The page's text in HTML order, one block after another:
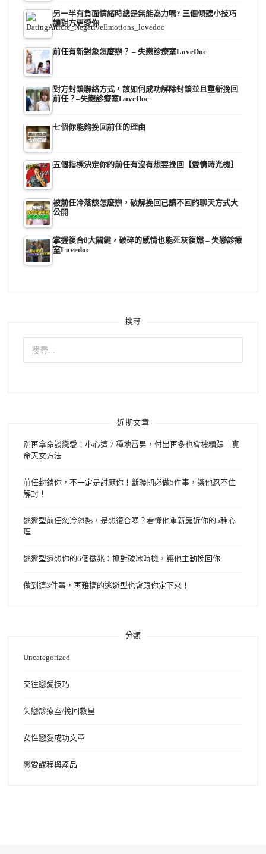
另一半有負面情緒時總是無能為力嗎? 三個傾聽小技巧
讓對方更愛你
前任有新對象怎麼辦？ – 失戀診療室LoveDoc
對方封鎖聯絡方式，該如何成功解除封鎖並且重新挽回
前任？–失戀診療室LoveDoc
七個你能夠挽回前任的理由
五個指標決定你的前任有沒有想要挽回【愛情時光機】
被前任冷落該怎麼辦，破解挽回已讀不回的聊天方式大
公開
掌握復合8大關鍵，破碎的感情也能死灰復燃 – 失戀診療
室Lovedoc
搜尋
搜
鍵
近期文章
別再拿命談戀愛！小心這 7 種地雷男，付出再多也會被糟蹋 – 真
命天女方法
前任封鎖你，不一定是討厭你！斷聯期必做5件事，讓他忍不住
解封！
逃避型前任忽冷忽熱，是想復合嗎？看懂他重新靠近你的5種心
理
逃避型還想你的6個徵兆：抓對破冰時機，讓他主動挽回你
做到這3件事，再難搞的逃避型也會跟你定下來！
分類
Uncategorized
交往戀愛技巧
失戀診療室/挽回救星
女性戀愛成功文章
戀愛課程與產品